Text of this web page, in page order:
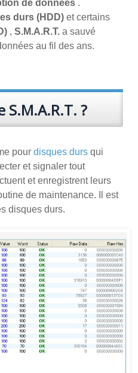
de données .
durs (HDD) et certains
, S.M.A.R.T. a sauvé
au fil des ans.
S.M.A.R.T. ?
pour disques durs qui
et signaler tout
et enregistrent leurs
de maintenance. Il est
disques durs.